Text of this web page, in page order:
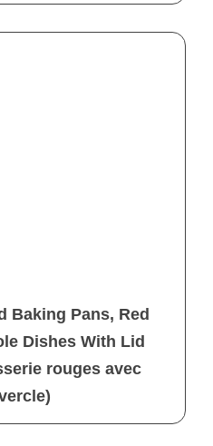
Baking Pans, Red
Dishes With Lid
rouges avec